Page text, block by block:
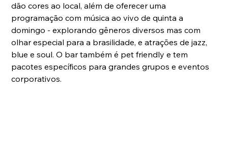
dão cores ao local, além de oferecer uma
programação com música ao vivo de quinta a
domingo - explorando gêneros diversos mas com
olhar especial para a brasilidade, e atrações de jazz,
blue e soul. O bar também é pet friendly e tem
pacotes específicos para grandes grupos e eventos
corporativos.